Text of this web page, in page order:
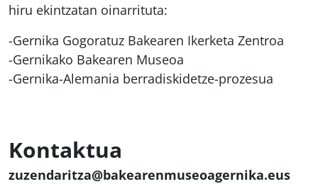
hiru ekintzatan oinarrituta:
-Gernika Gogoratuz Bakearen Ikerketa Zentroa
-Gernikako Bakearen Museoa
-Gernika-Alemania berradiskidetze-prozesua
Kontaktua
zuzendaritza@bakearenmuseoagernika.eus